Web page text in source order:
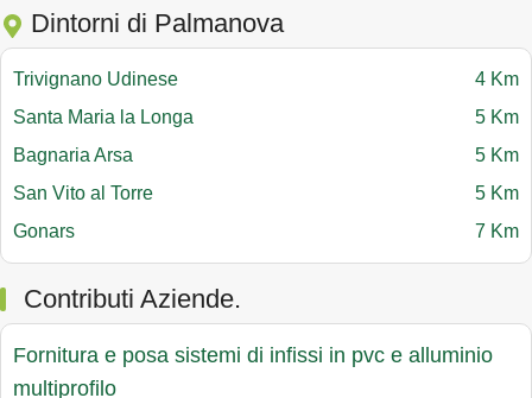
Dintorni di Palmanova
Trivignano Udinese
4 Km
Santa Maria la Longa
5 Km
Bagnaria Arsa
5 Km
San Vito al Torre
5 Km
Gonars
7 Km
Contributi Aziende.
Fornitura e posa sistemi di infissi in pvc e alluminio
multiprofilo